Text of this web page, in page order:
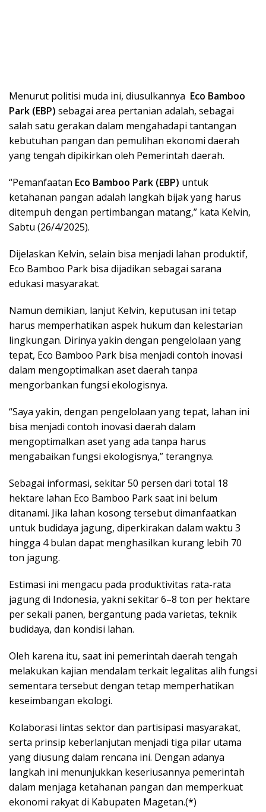
Menurut politisi muda ini, diusulkannya Eco Bamboo
Park (EBP) sebagai area pertanian adalah, sebagai
salah satu gerakan dalam mengahadapi tantangan
kebutuhan pangan dan pemulihan ekonomi daerah
yang tengah dipikirkan oleh Pemerintah daerah.
“Pemanfaatan Eco Bamboo Park (EBP) untuk
ketahanan pangan adalah langkah bijak yang harus
ditempuh dengan pertimbangan matang,” kata Kelvin,
Sabtu (26/4/2025).
Dijelaskan Kelvin, selain bisa menjadi lahan produktif,
Eco Bamboo Park bisa dijadikan sebagai sarana
edukasi masyarakat.
Namun demikian, lanjut Kelvin, keputusan ini tetap
harus memperhatikan aspek hukum dan kelestarian
lingkungan. Dirinya yakin dengan pengelolaan yang
tepat, Eco Bamboo Park bisa menjadi contoh inovasi
dalam mengoptimalkan aset daerah tanpa
mengorbankan fungsi ekologisnya.
“Saya yakin, dengan pengelolaan yang tepat, lahan ini
bisa menjadi contoh inovasi daerah dalam
mengoptimalkan aset yang ada tanpa harus
mengabaikan fungsi ekologisnya,” terangnya.
Sebagai informasi, sekitar 50 persen dari total 18
hektare lahan Eco Bamboo Park saat ini belum
ditanami. Jika lahan kosong tersebut dimanfaatkan
untuk budidaya jagung, diperkirakan dalam waktu 3
hingga 4 bulan dapat menghasilkan kurang lebih 70
ton jagung.
Estimasi ini mengacu pada produktivitas rata-rata
jagung di Indonesia, yakni sekitar 6–8 ton per hektare
per sekali panen, bergantung pada varietas, teknik
budidaya, dan kondisi lahan.
Oleh karena itu, saat ini pemerintah daerah tengah
melakukan kajian mendalam terkait legalitas alih fungsi
sementara tersebut dengan tetap memperhatikan
keseimbangan ekologi.
Kolaborasi lintas sektor dan partisipasi masyarakat,
serta prinsip keberlanjutan menjadi tiga pilar utama
yang diusung dalam rencana ini. Dengan adanya
langkah ini menunjukkan keseriusannya pemerintah
dalam menjaga ketahanan pangan dan memperkuat
ekonomi rakyat di Kabupaten Magetan.(*)